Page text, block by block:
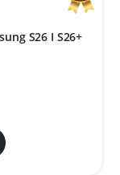
S26 I S26+